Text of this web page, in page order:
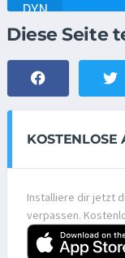
Diese Seite
KOSTENLOSE
Installiere dir jetzt
verpassen.